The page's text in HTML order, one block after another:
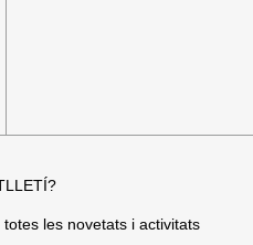
les novetats i activitats